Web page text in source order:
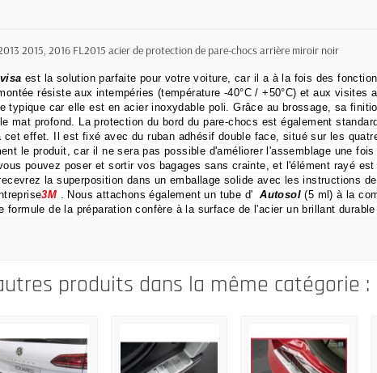
2015, 2016 FL2015 acier de protection de pare-chocs arrière miroir noir
est la solution parfaite pour votre voiture, car il a à la fois des
résiste aux intempéries (température -40°C / +50°C) et aux visites
typique car elle est en acier inoxydable poli.Grâce au brossage, sa
mat profond. La protection du bord du pare-chocs est également
cet effet.
Il est fixé avec du ruban adhésif double face, situé sur les
le produit, car il ne sera pas possible d'améliorer l'assemblage une
pouvez poser et sortir vos bagages sans crainte,et l'élément rayé
la superposition dans un emballage solide avec les instructions
3M . Nous attachons également un tube d' Autosol (5 ml) à la
formule de la préparation confère à la surface de l'acier un brillant
produits dans la même catégorie :